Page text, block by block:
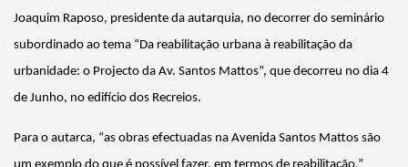
Joaquim Raposo, presidente da autarquia, no decorrer do seminário
subordinado ao tema “Da reabilitação urbana à reabilitação da
urbanidade: o Projecto da Av. Santos Mattos”, que decorreu no dia 4
de Junho, no edifício dos Recreios.
Para o autarca, “as obras efectuadas na Avenida Santos Mattos são